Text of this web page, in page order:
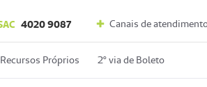
4020 9087 Canais de
Recursos Próprios 2º via de Boleto